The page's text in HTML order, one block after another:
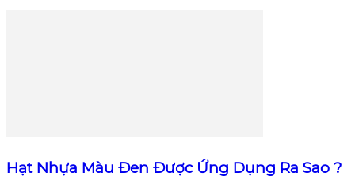
Hạt Nhựa Màu Đen Được Ứng Dụng Ra Sao ?